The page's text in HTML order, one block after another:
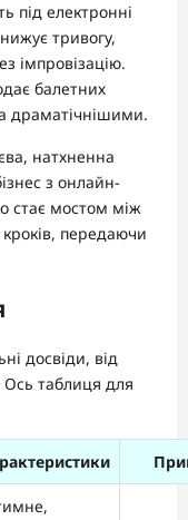
під електронні
тривогу,
імпровізацію.
балетних
драматічнішими.
натхненна
з онлайн-
стає мостом між
кроків, передаючи
досвіди, від
Ось таблиця для